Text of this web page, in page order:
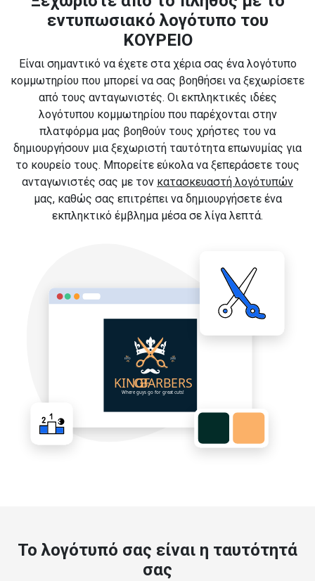
εντυπωσιακό λογότυπο του
ΚΟΥΡΕΙΟ
Είναι σημαντικό να έχετε στα χέρια σας ένα λογότυπο
κομμωτηρίου που μπορεί να σας βοηθήσει να ξεχωρίσετε
από τους ανταγωνιστές. Οι εκπληκτικές ιδέες
λογότυπου κομμωτηρίου που παρέχονται στην
πλατφόρμα μας βοηθούν τους χρήστες του να
δημιουργήσουν μια ξεχωριστή ταυτότητα επωνυμίας για
το κουρείο τους. Μπορείτε εύκολα να ξεπεράσετε τους
ανταγωνιστές σας με τον κατασκευαστή λογότυπών
μας, καθώς σας επιτρέπει να δημιουργήσετε ένα
εκπληκτικό έμβλημα μέσα σε λίγα λεπτά.
Το λογότυπό σας είναι η ταυτότητά
σας